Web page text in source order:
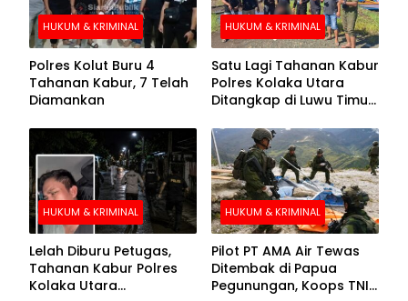
HUKUM & KRIMINAL
Polres Kolut Buru 4
Tahanan Kabur, 7 Telah
Diamankan
HUKUM & KRIMINAL
Satu Lagi Tahanan Kabur
Polres Kolaka Utara
Ditangkap di Luwu Timur,
HUKUM & KRIMINAL
Lelah Diburu Petugas,
Tahanan Kabur Polres
Kolaka Utara
HUKUM & KRIMINAL
Pilot PT AMA Air Tewas
Ditembak di Papua
Pegunungan, Koops TNI